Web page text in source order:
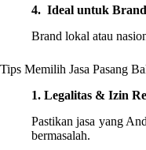
4. Ideal untuk
Brand lokal atau
Tips Memilih Jasa Pasang
1. Legalitas & Izin
Pastikan jasa yang
bermasalah.